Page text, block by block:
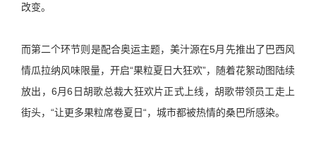
改变。
而第二个环节则是配合奥运主题，美汁源在5月先推出了巴西风
情瓜拉纳风味限量，开启“果粒夏日大狂欢”，随着花絮动图陆续
放出，6月6日胡歌总裁大狂欢片正式上线，胡歌带领员工走上
街头，“让更多果粒席卷夏日“，城市都被热情的桑巴所感染。